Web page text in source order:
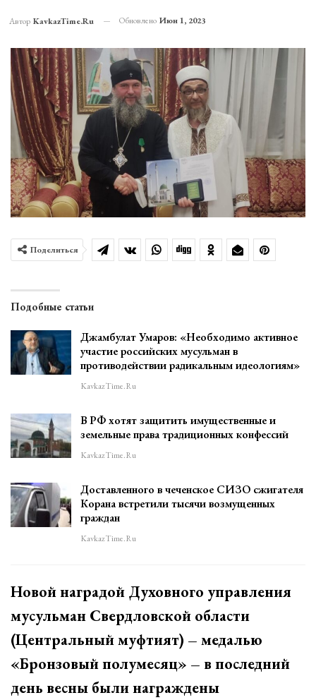
Автор KavkazTime.ru Обновлено Июн 1, 2023
Поделиться
Подобные статьи
Джамбулат Умаров: «Необходимо активное
участие российских мусульман в
противодействии радикальным идеологиям»
KavkazTime.ru
В РФ хотят защитить имущественные и
земельные права традиционных конфессий
KavkazTime.ru
Доставленного в чеченское СИЗО сжигателя
Корана встретили тысячи возмущенных
граждан
KavkazTime.ru
Новой наградой Духовного управления
мусульман Свердловской области
(Центральный муфтият) – медалью
«Бронзовый полумесяц» – в последний
день весны были награждены